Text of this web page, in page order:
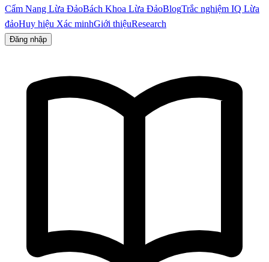
Cẩm Nang Lừa ĐảoBách Khoa Lừa ĐảoBlogTrắc nghiệm IQ Lừa
đảoHuy hiệu Xác minhGiới thiệuResearch
Đăng nhập